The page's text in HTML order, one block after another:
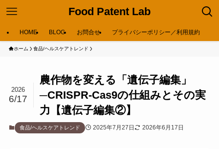
Food Patent Lab
HOME BLOG お問合せ プライバシーポリシー／利用規約
ホーム 食品/ヘルスケアトレンド
農作物を変える「遺伝子編集」
─CRISPR-Cas9の仕組みとその実
力【遺伝子編集②】
2026
6/17
食品/ヘルスケアトレンド 2025年7月27日 2026年6月17日